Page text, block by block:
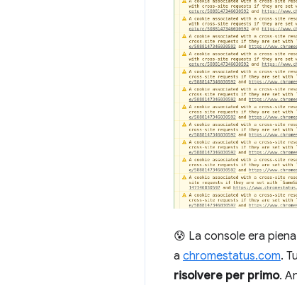
😰 La console era
a chromestatus.com.
risolvere per primo.